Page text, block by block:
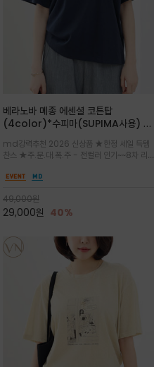
베라노바 메종 에센셜 코튼탑
(4color)*수피마(SUPIMA사용) 레
는 레터링 티셔츠
md강력추천 2026 신상품 ★한정 세일 득템
찬스 ★주.문.대.폭.주 - 전컬러 인기~~8차 리오
픽이나 컬러 조합을 통해 'Essential'한 무드를
좋은 컬러웨이와 디자인입니다^^
49,000원
29,000원 40%